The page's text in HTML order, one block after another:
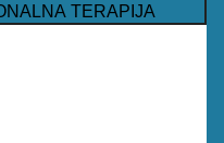
TERAPIJA